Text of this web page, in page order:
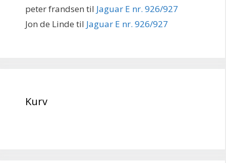
peter frandsen til Jaguar E nr. 926/927
Jon de Linde til Jaguar E nr. 926/927
Kurv